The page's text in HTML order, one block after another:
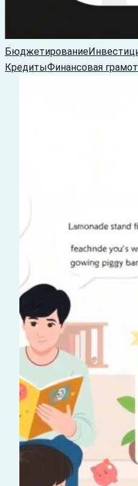
Бюджетирование
КредитыФинансовая